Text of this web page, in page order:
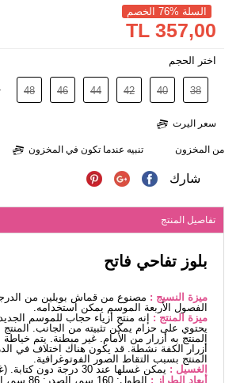
السلة %76 الخصم
357,00 TL
اختر الحجم
38
40
42
44
46
48
سعر اليرت
من المخزون تنبيه عندما تكون في المخزون
شارك
تفاصيل المنتج
بلوز تفاحي فاتح
ميزة النسيج : مصنوع من قماش بوبلين من
الفصول الأربعة الموسم يمكن استخدامه.
ميزة المنتج : إنه منتج أزياء حجاب للموسم
يحتوي على حزام يمكن تثبيته من الجانب. المنتج
المنتج به أزرار من الأمام. غير مبطنة. يتم
أزرار الكفة نشطة. قد يكون هناك اختلاف في
المنتج بسبب التقاط الصور الفوتوغرافية.
الغسيل : يمكن غسلها عند 30 درجة دون كتابة. (غسيل دقيق)
أبعاد الطراز :